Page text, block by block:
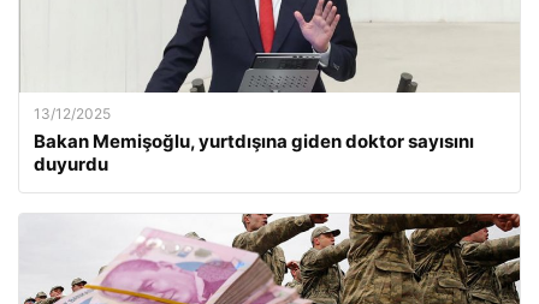
13/12/2025
Bakan Memişoğlu, yurtdışına giden doktor sayısını
duyurdu